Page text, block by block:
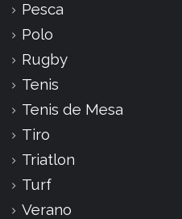
Pesca
Polo
Rugby
Tenis
Tenis de Mesa
Tiro
Triatlon
Turf
Verano